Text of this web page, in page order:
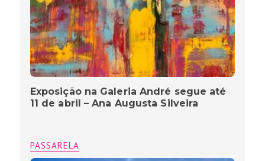
Exposição na Galeria André segue até
11 de abril – Ana Augusta Silveira
PASSARELA